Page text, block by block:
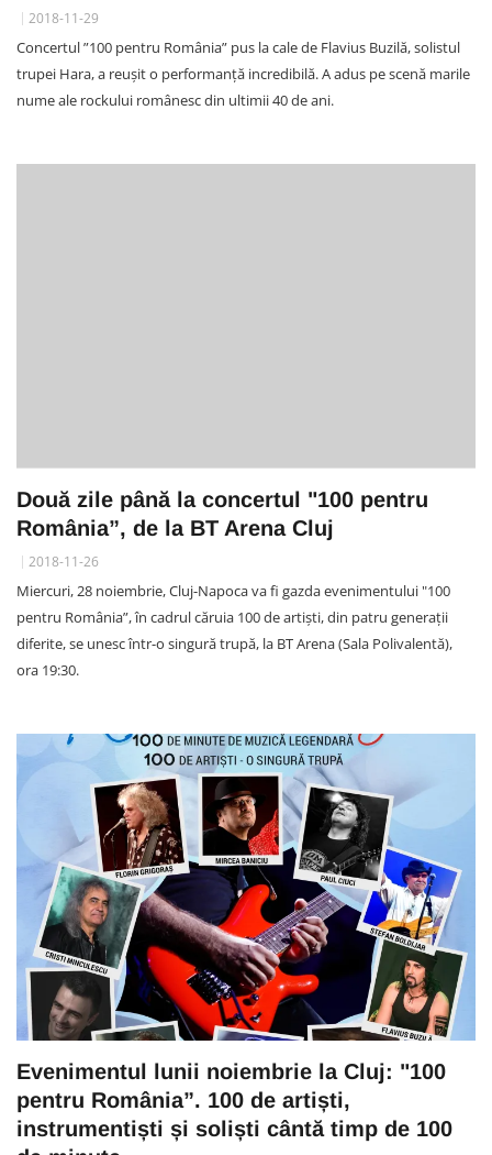
2018-11-29
Concertul ”100 pentru România” pus la cale de Flavius Buzilă, solistul
trupei Hara, a reușit o performanță incredibilă. A adus pe scenă marile
nume ale rockului românesc din ultimii 40 de ani.
Două zile până la concertul "100 pentru
România”, de la BT Arena Cluj
2018-11-26
Miercuri, 28 noiembrie, Cluj-Napoca va fi gazda evenimentului "100
pentru România”, în cadrul căruia 100 de artiști, din patru generații
diferite, se unesc într-o singură trupă, la BT Arena (Sala Polivalentă),
ora 19:30.
Evenimentul lunii noiembrie la Cluj: "100
pentru România”. 100 de artiști,
instrumentiști și soliști cântă timp de 100